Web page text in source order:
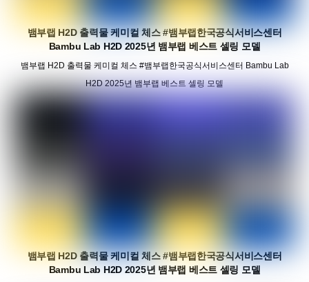
뱀부랩 H2D 출력물 케미컬 체스 #뱀부랩한국공식서비스센터
Bambu Lab H2D 2025년 뱀부랩 베스트 셀링 모델
뱀부랩 H2D 출력물 케미컬 체스 #뱀부랩한국공식서비스센터 Bambu Lab
H2D 2025년 뱀부랩 베스트 셀링 모델
뱀부랩 H2D 출력물 케미컬 체스 #뱀부랩한국공식서비스센터
Bambu Lab H2D 2025년 뱀부랩 베스트 셀링 모델